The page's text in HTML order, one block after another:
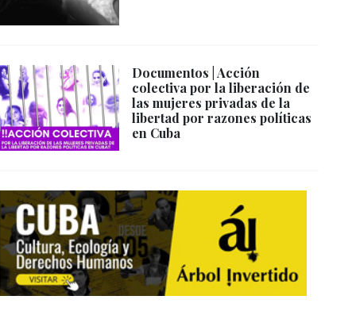
Documentos | Acción
colectiva por la liberación de
las mujeres privadas de la
libertad por razones políticas
en Cuba